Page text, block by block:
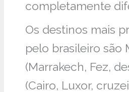
completamente
Os destinos mais
pelo brasileiro são
(Marrakech, Fez,
(Cairo, Luxor,